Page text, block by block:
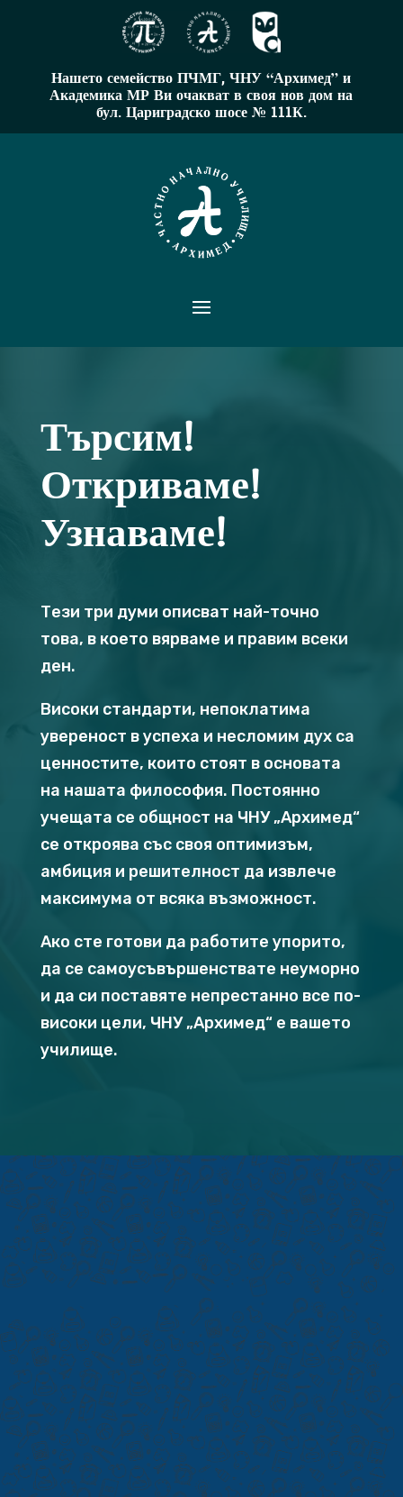
Нашето семейство ПЧМГ, ЧНУ “Архимед” и
Академика МР Ви очакват в своя нов дом на
бул. Цариградско шосе № 111К.
Търсим!
Откриваме!
Узнаваме!
Тези три думи описват най-точно
това, в което вярваме и правим всеки
ден.
Високи стандарти, непоклатима
увереност в успеха и несломим дух са
ценностите, които стоят в основата
на нашата философия. Постоянно
учещата се общност на ЧНУ „Архимед“
се откроява със своя оптимизъм,
амбиция и решителност да извлече
максимума от всяка възможност.
Ако сте готови да работите упорито,
да се самоусъвършенствате неуморно
и да си поставяте непрестанно все по-
високи цели, ЧНУ „Архимед“ е вашето
училище.